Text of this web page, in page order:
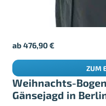
Weihnachts-
Gänsejagd in
ab476,90€
ZUM